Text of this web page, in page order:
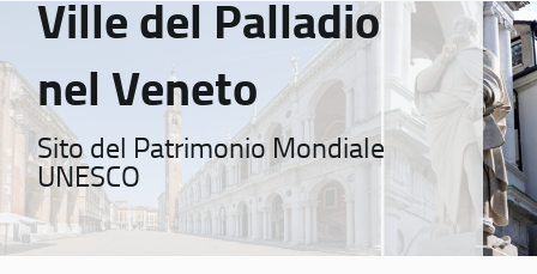
Ville del Palladio
nel Veneto
Sito del Patrimonio Mondiale
UNESCO